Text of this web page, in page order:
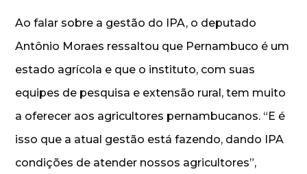
Ao falar sobre a gestão do IPA, o deputado
Antônio Moraes ressaltou que Pernambuco é um
estado agrícola e que o instituto, com suas
equipes de pesquisa e extensão rural, tem muito
a oferecer aos agricultores pernambucanos. “E é
isso que a atual gestão está fazendo, dando IPA
condições de atender nossos agricultores”,